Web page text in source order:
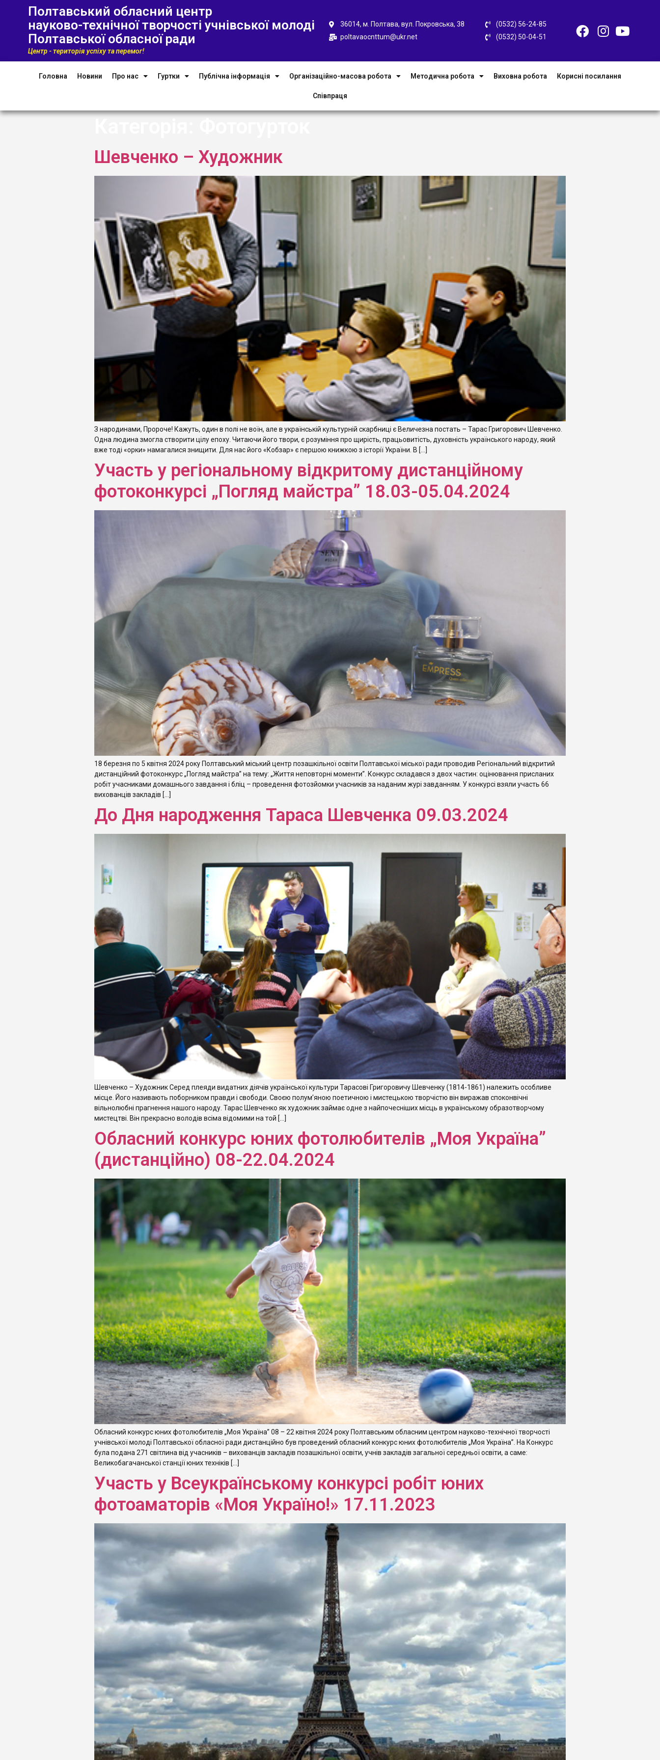
Полтавський обласний центр
науково-технічної творчості учнівської молоді
Полтавської обласної ради
Центр - територія успіху та перемог!
36014, м. Полтава, вул. Покровська, 38
poltavaocnttum@ukr.net
(0532) 56-24-85
(0532) 50-04-51
Головна Новини Про нас Гуртки Публічна інформація Організаційно-масова робота Методична робота Виховна робота Корисні посилання
Співпраця
Шевченко – Художник
З народинами, Пророче! Кажуть, один в полі не воїн, але в українській культурній скарбниці є Величезна постать – Тарас Григорович Шевченко.
Одна людина змогла створити цілу епоху. Читаючи його твори, є розуміння про щирість, працьовитість, духовність українського народу, який
вже тоді «орки» намагалися знищити. Для нас його «Кобзар» є першою книжкою з історії України. В […]
Участь у регіональному відкритому дистанційному
фотоконкурсі „Погляд майстра” 18.03-05.04.2024
18 березня по 5 квітня 2024 року Полтавський міський центр позашкільної освіти Полтавської міської ради проводив Регіональний відкритий
дистанційний фотоконкурс „Погляд майстра” на тему: „Життя неповторні моменти”. Конкурс складався з двох частин: оцінювання присланих
робіт учасниками домашнього завдання і бліц – проведення фотозйомки учасників за наданим журі завданням. У конкурсі взяли участь 66
вихованців закладів […]
До Дня народження Тараса Шевченка 09.03.2024
Шевченко – Художник Серед плеяди видатних діячів української культури Тарасові Григоровичу Шевченку (1814-1861) належить особливе
місце. Його називають поборником правди і свободи. Своєю полум’яною поетичною і мистецькою творчістю він виражав споконвічні
вільнолюбні прагнення нашого народу. Тарас Шевченко як художник займає одне з найпочесніших місць в українському образотворчому
мистецтві. Він прекрасно володів всіма відомими на той […]
Обласний конкурс юних фотолюбителів „Моя Україна”
(дистанційно) 08-22.04.2024
Обласний конкурс юних фотолюбителів „Моя Україна” 08 – 22 квітня 2024 року Полтавським обласним центром науково-технічної творчості
учнівської молоді Полтавської обласної ради дистанційно був проведений обласний конкурс юних фотолюбителів „Моя Україна”. На Конкурс
була подана 271 світлина від учасників – вихованців закладів позашкільної освіти, учнів закладів загальної середньої освіти, а саме:
Великобагачанської станції юних техніків […]
Участь у Всеукраїнському конкурсі робіт юних
фотоаматорів «Моя Україно!» 17.11.2023